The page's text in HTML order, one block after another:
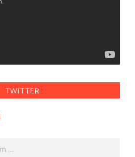
TWITTER